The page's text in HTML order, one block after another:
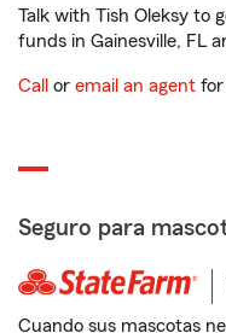
Talk with Tish Oleksy to
funds in Gainesville, FL
Call or email an agent
Seguro para
Cuando sus mascotas